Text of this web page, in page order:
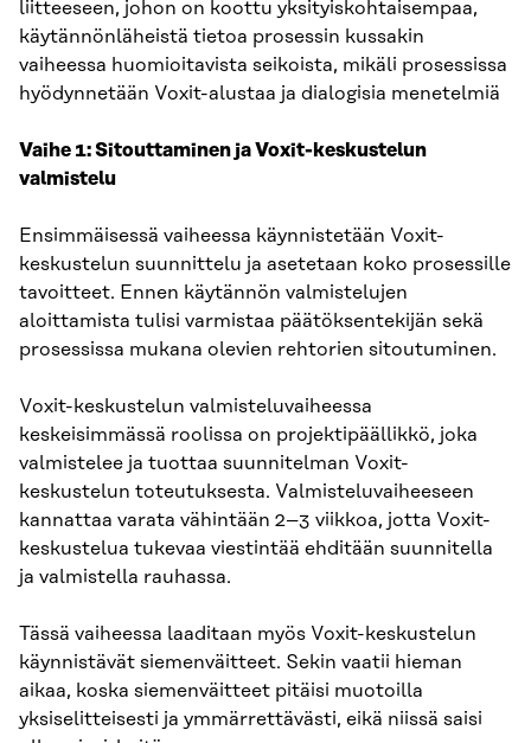
liitteeseen, johon on koottu yksityiskohtaisempaa,
käytännönläheistä tietoa prosessin kussakin
vaiheessa huomioitavista seikoista, mikäli prosessissa
hyödynnetään Voxit-alustaa ja dialogisia menetelmiä
Vaihe 1: Sitouttaminen ja Voxit-keskustelun
valmistelu
Ensimmäisessä vaiheessa käynnistetään Voxit-
keskustelun suunnittelu ja asetetaan koko prosessille
tavoitteet. Ennen käytännön valmistelujen
aloittamista tulisi varmistaa päätöksentekijän sekä
prosessissa mukana olevien rehtorien sitoutuminen.
Voxit-keskustelun valmisteluvaiheessa
keskeisimmässä roolissa on projektipäällikkö, joka
valmistelee ja tuottaa suunnitelman Voxit-
keskustelun toteutuksesta. Valmisteluvaiheeseen
kannattaa varata vähintään 2–3 viikkoa, jotta Voxit-
keskustelua tukevaa viestintää ehditään suunnitella
ja valmistella rauhassa.
Tässä vaiheessa laaditaan myös Voxit-keskustelun
käynnistävät siemenväitteet. Sekin vaatii hieman
aikaa, koska siemenväitteet pitäisi muotoilla
yksiselitteisesti ja ymmärrettävästi, eikä niissä saisi